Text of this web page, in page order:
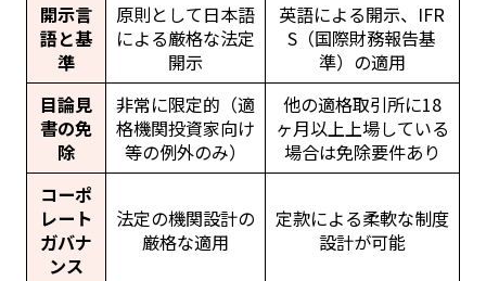
開示言
語と基
準
原則として日本語
による厳格な法定
開示
英語による開示、IFR
S（国際財務報告基
準）の適用
目論見
書の免
除
非常に限定的（適
格機関投資家向け
等の例外のみ）
他の適格取引所に18
ヶ月以上上場している
場合は免除要件あり
コーポ
レート
ガバナ
ンス
法定の機関設計の
厳格な適用
定款による柔軟な制度
設計が可能